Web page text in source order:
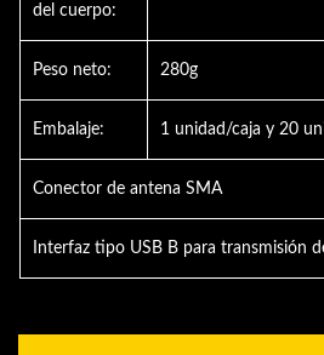
del cuerpo:
Peso neto: 280g
Embalaje: 1 unidad/caja y 20
Conector de antena SMA
Interfaz tipo USB B para transmisión